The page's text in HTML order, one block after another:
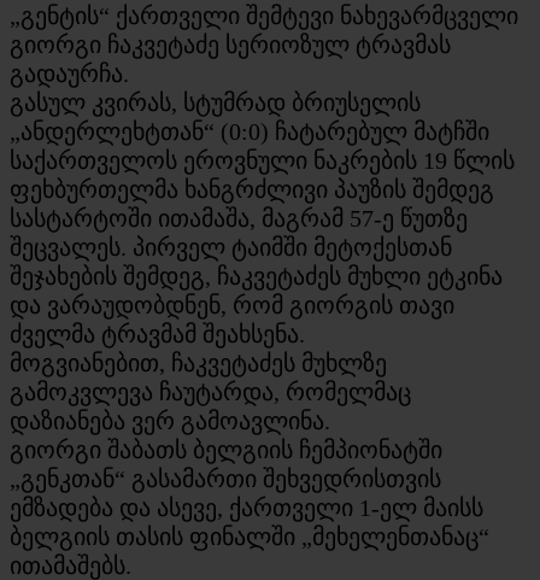
„გენტის“ ქართველი შემტევი ნახევარმცველი
გიორგი ჩაკვეტაძე სერიოზულ ტრავმას
გადაურჩა.
გასულ კვირას, სტუმრად ბრიუსელის
„ანდერლეხტთან“ (0:0) ჩატარებულ მატჩში
საქართველოს ეროვნული ნაკრების 19 წლის
ფეხბურთელმა ხანგრძლივი პაუზის შემდეგ
სასტარტოში ითამაშა, მაგრამ 57-ე წუთზე
შეცვალეს. პირველ ტაიმში მეტოქესთან
შეჯახების შემდეგ, ჩაკვეტაძეს მუხლი ეტკინა
და ვარაუდობდნენ, რომ გიორგის თავი
ძველმა ტრავმამ შეახსენა.
მოგვიანებით, ჩაკვეტაძეს მუხლზე
გამოკვლევა ჩაუტარდა, რომელმაც
დაზიანება ვერ გამოავლინა.
გიორგი შაბათს ბელგიის ჩემპიონატში
„გენკთან“ გასამართი შეხვედრისთვის
ემზადება და ასევე, ქართველი 1-ელ მაისს
ბელგიის თასის ფინალში „მეხელენთანაც“
ითამაშებს.